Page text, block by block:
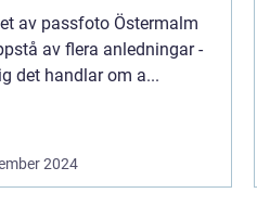
av passfoto Östermalm
av flera anledningar -
det handlar om a...
2024